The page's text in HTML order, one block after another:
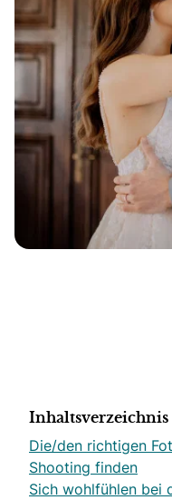
Inhaltsverzeichnis
Die/den richtigen
Shooting finden
Sich wohlfühlen bei